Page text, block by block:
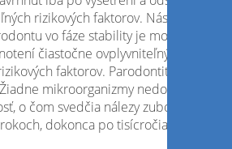
rizikových faktorov. Následné
vo fáze stability je možné iba po
čiastočne ovplyvniteľných a
faktorov. Parodontitída „nie je
mikroorganizmy nedokážu
o čom svedčia nálezy zubov a kostier
dokonca po tisícročiach.